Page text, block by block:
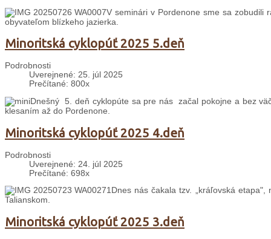
V seminári v Pordenone sme sa zobudili
obyvateľom blízkeho jazierka.
Minoritská cyklopúť 2025 5.deň
Podrobnosti
Uverejnené: 25. júl 2025
Prečítané: 800x
Dnešný 5. deň cyklopúte sa pre nás začal pokojne a bez
klesaním až do Pordenone.
Minoritská cyklopúť 2025 4.deň
Podrobnosti
Uverejnené: 24. júl 2025
Prečítané: 698x
Dnes nás čakala tzv. „kráľovská
Talianskom.
Minoritská cyklopúť 2025 3.deň